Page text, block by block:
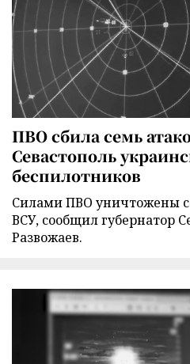
ПВО сбила семь
Севастополь
беспилотников
Силами ПВО уничтожены
ВСУ, сообщил губернатор
Развожаев.